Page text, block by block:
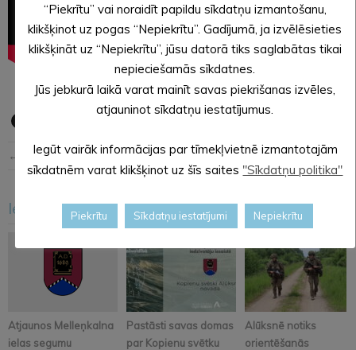
← Iepriekšējā ziņa Nākošā ziņa →
Iesakām arī šo
Atjaunos Melleņkalna
ielas segumu
Pastāsti savas domas
par Kopienu svētku
Alūksnē notiks
orientēšanās
“Piekrītu” vai noraidīt papildu sīkdatņu izmantošanu,
klikšķinot uz pogas “Nepiekrītu”. Gadījumā, ja izvēlēsieties
klikšķināt uz “Nepiekrītu”, jūsu datorā tiks saglabātas tikai
nepieciešamās sīkdatnes.
Jūs jebkurā laikā varat mainīt savas piekrišanas izvēles,
atjauninot sīkdatņu iestatījumus.
Iegūt vairāk informācijas par tīmekļvietnē izmantotajām
sīkdatnēm varat klikšķinot uz šīs saites "Sīkdatņu politika"
Piekrītu Sīkdatņu iestatījumi Nepiekrītu